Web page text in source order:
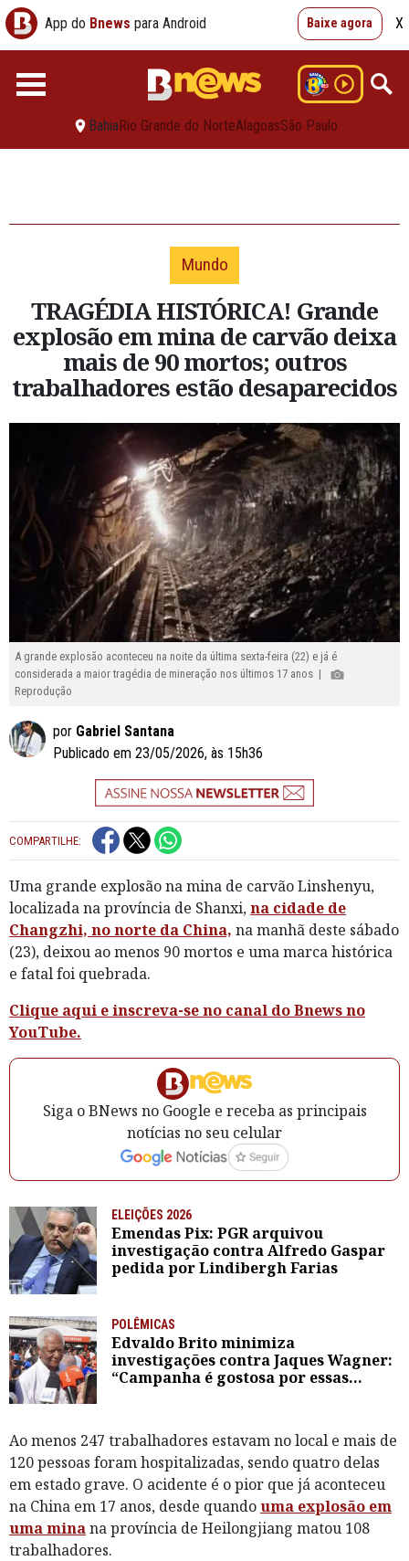
App do Bnews para Android Baixe agora X
BahiaRio Grande do NorteAlagoasSão Paulo
Mundo
TRAGÉDIA HISTÓRICA! Grande
explosão em mina de carvão deixa
mais de 90 mortos; outros
trabalhadores estão desaparecidos
A grande explosão aconteceu na noite da última sexta-feira (22) e já é
considerada a maior tragédia de mineração nos últimos 17 anos |
Reprodução
por Gabriel Santana
Publicado em 23/05/2026, às 15h36
COMPARTILHE:
Uma grande explosão na mina de carvão Linshenyu,
localizada na província de Shanxi,na cidade de
Changzhi, no norte da China, na manhã deste sábado
(23), deixou ao menos 90 mortos e uma marca histórica
e fatal foi quebrada.
Clique aqui e inscreva-se no canal do Bnews no
YouTube.
Siga o BNews no Google e receba as principais
notícias no seu celular
ELEIÇÕES 2026
Emendas Pix: PGR arquivou
investigação contra Alfredo Gaspar
pedida por Lindibergh Farias
POLÊMICAS
Edvaldo Brito minimiza
investigações contra Jaques Wagner:
“Campanha é gostosa por essas
Ao menos 247 trabalhadores estavam no local e mais de
120 pessoas foram hospitalizadas, sendo quatro delas
em estado grave. O acidente é o pior que já aconteceu
na China em 17 anos, desde quandouma explosão em
uma minana província de Heilongjiang matou 108
trabalhadores.